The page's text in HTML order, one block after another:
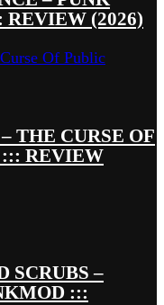
(2026)
THE CURSE OF
REVIEW
SCRUBS –
:::